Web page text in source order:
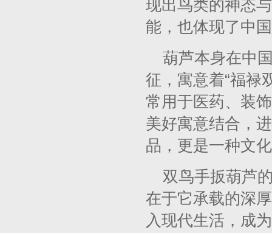
现出鸟类的神态
能，也体现了中
葫芦本身在中
征，寓意着“福禄
常用于医药、装
美好寓意结合，
品，更是一种文
双鸟手扳葫芦
在于它承载的深
入现代生活，成